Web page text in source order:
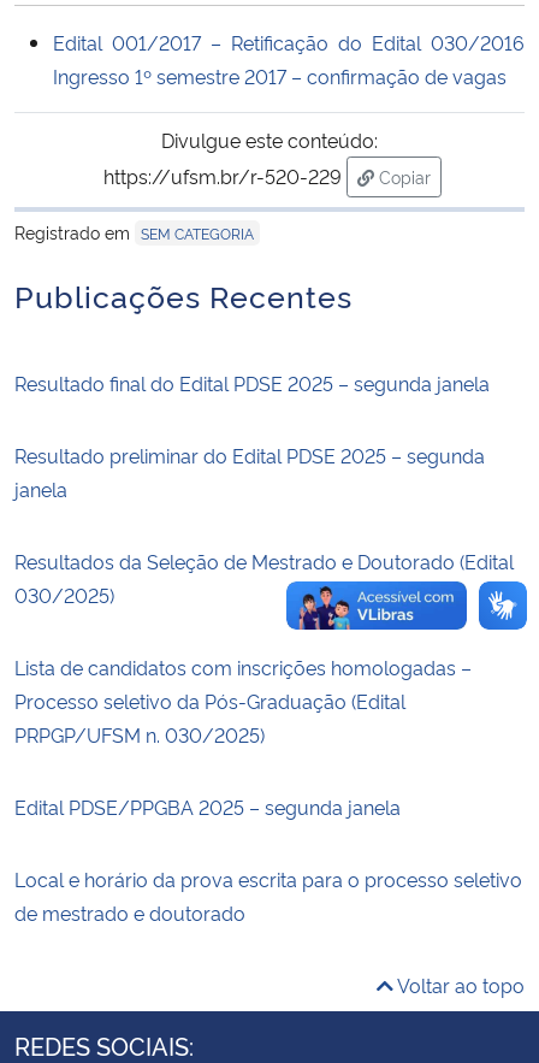
Ministério do Meio Ambiente
Ministério do Turismo
Ministério do Desenvolvimento Regional
Controladoria-Geral da União
Ministério da Mulher, da Família e dos Direitos Humanos
Gabinete de Segurança Institucional
Banco Central do Brasil
Planalto
Edital 001/2017 – Retificação do Edital 030/2016
Ingresso 1º semestre 2017 – confirmação de vagas
Divulgue este conteúdo:
https://ufsm.br/r-520-229
Copiar
para área de
Registrado em SEM CATEGORIA
Publicações Recentes
Resultado final do Edital PDSE 2025 – segunda janela
Resultado preliminar do Edital PDSE 2025 – segunda
janela
Resultados da Seleção de Mestrado e Doutorado (Edital
030/2025)
Lista de candidatos com inscrições homologadas –
Processo seletivo da Pós-Graduação (Edital
PRPGP/UFSM n. 030/2025)
Edital PDSE/PPGBA 2025 – segunda janela
Local e horário da prova escrita para o processo seletivo
de mestrado e doutorado
Voltar ao topo
REDES SOCIAIS: